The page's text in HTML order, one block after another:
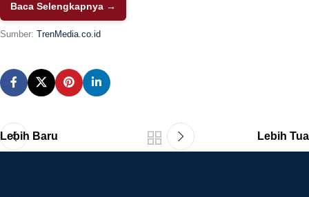
Baca Selengkapnya →
Sumber: TrenMedia.co.id
Lebih Baru Lebih Tua